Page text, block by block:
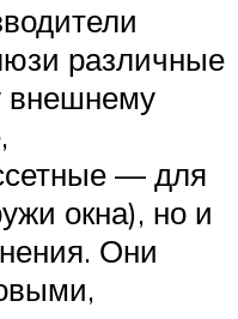
различные
внешнему
— для
окна), но и
Они